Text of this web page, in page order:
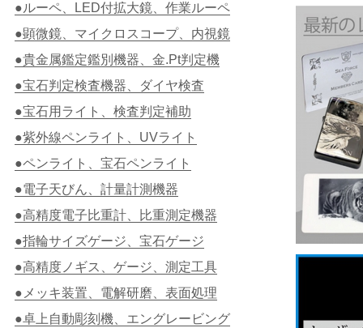
●ルーペ、LED付拡大鏡、作業ルーペ
●顕微鏡、マイクロスコープ、内視鏡
●貴金属鑑定鑑別機器、金.Pt判定機
●宝石判定検査機器、ダイヤ検査
●宝石用ライト、検査判定補助
●紫外線ペンライト、UVライト
●ペンライト、宝石ペンライト
●電子天びん、計量計測機器
●高精度電子比重計、比重測定機器
●指輪サイズゲージ、宝石ゲージ
●高精度ノギス、ゲージ、測定工具
●メッキ装置、電解研磨、表面処理
●卓上自動彫刻機、エングレービング